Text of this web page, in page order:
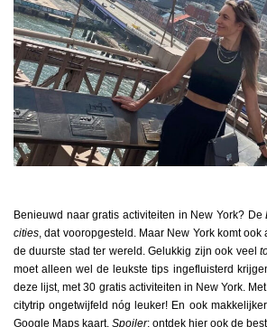
Benieuwd naar gratis activiteiten in New York? De
cities , dat vooropgesteld. Maar New York komt
de duurste stad ter wereld. Gelukkig zijn ook veel
moet alleen wel de leukste tips ingefluisterd
deze lijst, met 30 gratis activiteiten in New York.
citytrip ongetwijfeld nóg leuker! En ook
Google Maps kaart. Spoiler: ontdek hier ook de